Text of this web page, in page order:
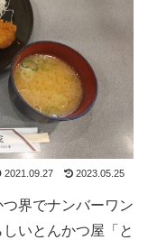
2021.09.27 2023.05.25
界でナンバーワン
いとんかつ屋「と